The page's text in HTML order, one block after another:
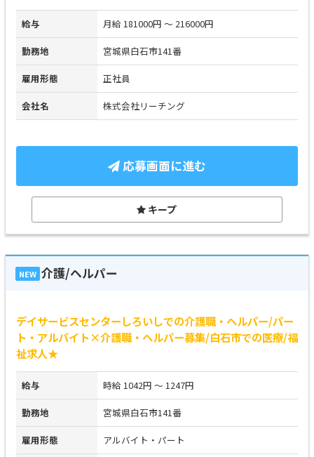
給与 月給 181000円 ～ 216000円
勤務地 宮城県白石市141番
雇用形態 正社員
会社名 株式会社リーチング
応募画面に進む
キープ
NEW 介護/ヘルパー
デイサービスセンターしろいしでの介護職・ヘルパー/パー
ト・アルバイト×介護職・ヘルパー募集/白石市での医療/福
祉求人★
給与 時給 1042円 ～ 1247円
勤務地 宮城県白石市141番
雇用形態 アルバイト・パート